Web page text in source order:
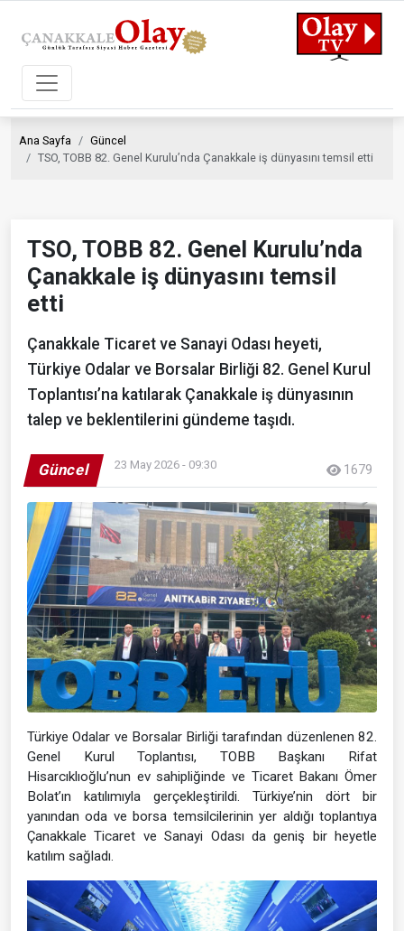
Ana Sayfa
Güncel
TSO, TOBB 82. Genel Kurulu’nda Çanakkale iş dünyasını temsil etti
TSO, TOBB 82. Genel Kurulu’nda
Çanakkale iş dünyasını temsil
etti
Çanakkale Ticaret ve Sanayi Odası heyeti,
Türkiye Odalar ve Borsalar Birliği 82. Genel Kurul
Toplantısı’na katılarak Çanakkale iş dünyasının
talep ve beklentilerini gündeme taşıdı.
Güncel 23 May 2026 - 09:30 1679
Türkiye Odalar ve Borsalar Birliği tarafından düzenlenen 82.
Genel Kurul Toplantısı, TOBB Başkanı Rifat
Hisarcıklıoğlu’nun ev sahipliğinde ve Ticaret Bakanı Ömer
Bolat’ın katılımıyla gerçekleştirildi. Türkiye’nin dört bir
yanından oda ve borsa temsilcilerinin yer aldığı toplantıya
Çanakkale Ticaret ve Sanayi Odası da geniş bir heyetle
katılım sağladı.